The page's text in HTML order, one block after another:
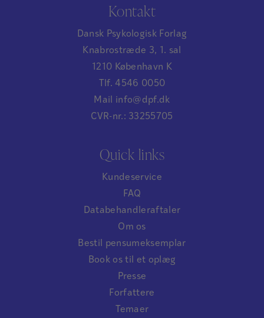
Kontakt
Dansk Psykologisk Forlag
Knabrostræde 3, 1. sal
1210 København K
Tlf. 4546 0050
Mail info@dpf.dk
CVR-nr.: 33255705
Quick links
Kundeservice
FAQ
Databehandleraftaler
Om os
Bestil pensumeksemplar
Book os til et oplæg
Presse
Forfattere
Temaer